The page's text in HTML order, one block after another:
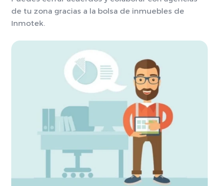
de tu zona gracias a la bolsa de inmuebles de
Inmotek.